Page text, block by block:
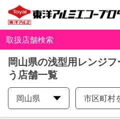
取扱店舗検索
岡山県の浅型用レンジ
う店舗一覧
岡山県 市区町村